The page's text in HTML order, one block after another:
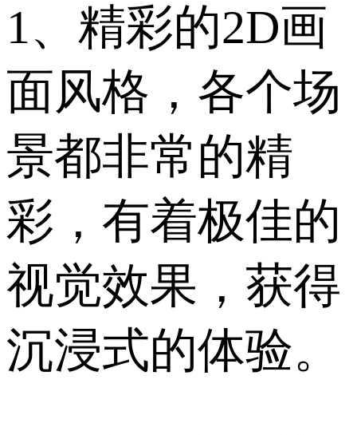
1、精彩的2D画
面风格，各个场
景都非常的精
彩，有着极佳的
视觉效果，获得
沉浸式的体验。